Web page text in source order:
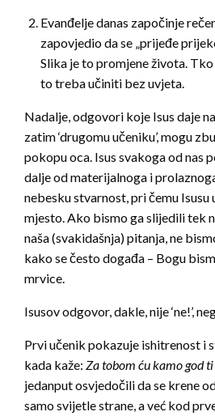
Evanđelje danas započinje
zapovjedio da se „prijeđe
Slika je to promjene života.
to treba učiniti bez uvjeta.
Nadalje, odgovori koje Isus daje
zatim ‘drugomu učeniku’, mogu
pokopu oca. Isus svakoga od nas
dalje od materijalnoga i
nebesku stvarnost, pri čemu
mjesto. Ako bismo ga slijedili tek
naša (svakidašnja) pitanja, ne
kako se često događa – Bogu
mrvice.
Isusov odgovor, dakle, nije ‘ne!’,
Prvi učenik pokazuje ishitrenost i
kada kaže: Za tobom ću kamo god ti
jedanput osvjedočili da se krene
samo svijetle strane, a već kod